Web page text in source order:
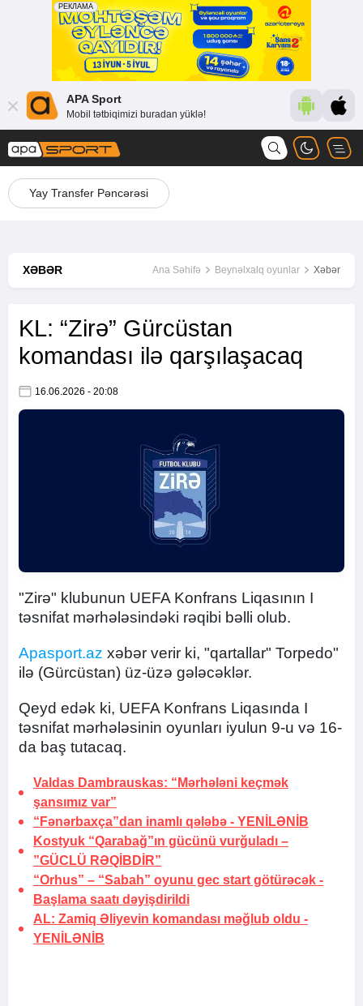
APA Sport
Mobil tətbiqimizi buradan yüklə!
Yay Transfer Pəncərəsi
XƏBƏR Ana Səhifə Beynəlxalq oyunlar Xəbər
KL: “Zirə” Gürcüstan
komandası ilə qarşılaşacaq
16.06.2026 - 20:08
"Zirə" klubunun UEFA Konfrans Liqasının I
təsnifat mərhələsindəki rəqibi bəlli olub.
Apasport.az xəbər verir ki, "qartallar" Torpedo"
ilə (Gürcüstan) üz-üzə gələcəklər.
Qeyd edək ki, UEFA Konfrans Liqasında I
təsnifat mərhələsinin oyunları iyulun 9-u və 16-
da baş tutacaq.
Valdas Dambrauskas: “Mərhələni keçmək
şansımız var”
“Fənərbaxça”dan inamlı qələbə - YENİLƏNİB
Kostyuk “Qarabağ”ın gücünü vurğuladı –
”GÜCLÜ RƏQİBDİR”
“Orhus” – “Sabah” oyunu gec start götürəcək -
Başlama saatı dəyişdirildi
AL: Zamiq Əliyevin komandası məğlub oldu -
YENİLƏNİB